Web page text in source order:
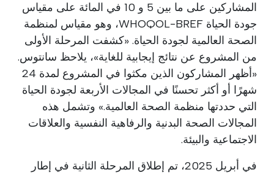
المشاركين على ما بين 5 و 10 في المائة على مقياس
جودة الحياة WHOQOL-BREF، وهو مقياس لمنظمة
الصحة العالمية لجودة الحياة. «كشفت المرحلة الأولى
من المشروع عن نتائج إيجابية للغاية»، يلاحظ سانتوس.
«أظهر المشاركون الذين مكثوا في المشروع لمدة 24
شهرًا أو أكثر تحسنًا في المجالات الأربعة لجودة الحياة
التي حددتها منظمة الصحة العالمية.» وتشمل هذه
المجالات الصحة البدنية والرفاهية النفسية والعلاقات
الاجتماعية والبيئة.
في أبريل 2025، تم إطلاق المرحلة الثانية في إطار